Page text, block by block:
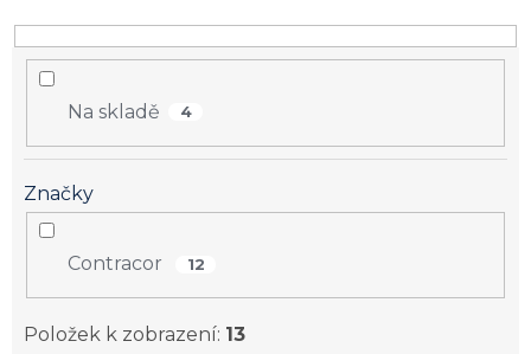
Na skladě 4
Značky
Contracor 12
Položek k zobrazení: 13